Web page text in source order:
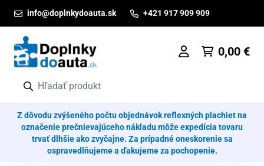
info@doplnkydoauta.sk +421 917 909 909
0,00 €
Z dôvodu zvýšeného počtu objednávok reflexných plachiet na
označenie prečnievajúceho nákladu môže expedícia tovaru
trvať dlhšie ako zvyčajne. Za prípadné oneskorenie sa
ospravedlňujeme a ďakujeme za pochopenie.